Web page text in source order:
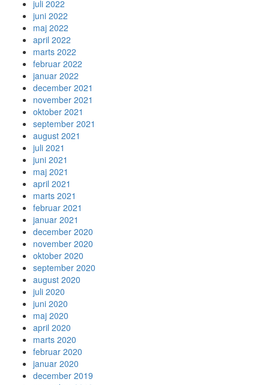
juli 2022
juni 2022
maj 2022
april 2022
marts 2022
februar 2022
januar 2022
december 2021
november 2021
oktober 2021
september 2021
august 2021
juli 2021
juni 2021
maj 2021
april 2021
marts 2021
februar 2021
januar 2021
december 2020
november 2020
oktober 2020
september 2020
august 2020
juli 2020
juni 2020
maj 2020
april 2020
marts 2020
februar 2020
januar 2020
december 2019